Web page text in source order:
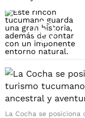
La Cocha se